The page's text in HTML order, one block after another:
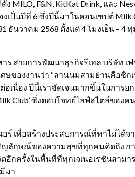
MILO, F&N, KitKat Drink, และ
งเป็นปีที่ 6 ซึ่งปีนี้มาในคอนเซปต์
ธันวาคม 2568 ตั้งแต่ 4 โมงเย็น – 4
สายการพัฒนาธุรกิจรีเทล บริษัท เ
ของงานว่า “ลานนมสามย่านคือซิกเ
เนื่อง ปีนี้เราชัดเจนมากขึ้นในการย
Club’ ซึ่งตอบโจทย์ไลฟ์สไตล์ของ
ร์ เพื่อสร้างประสบการณ์ที่หาไม่ได้จ
สัญลักษณ์ของความสุขที่ทุกคนคิดถึง ก
ตอีกครั้งในพื้นที่ที่ทุกเจเนอเรชันสาม
มา